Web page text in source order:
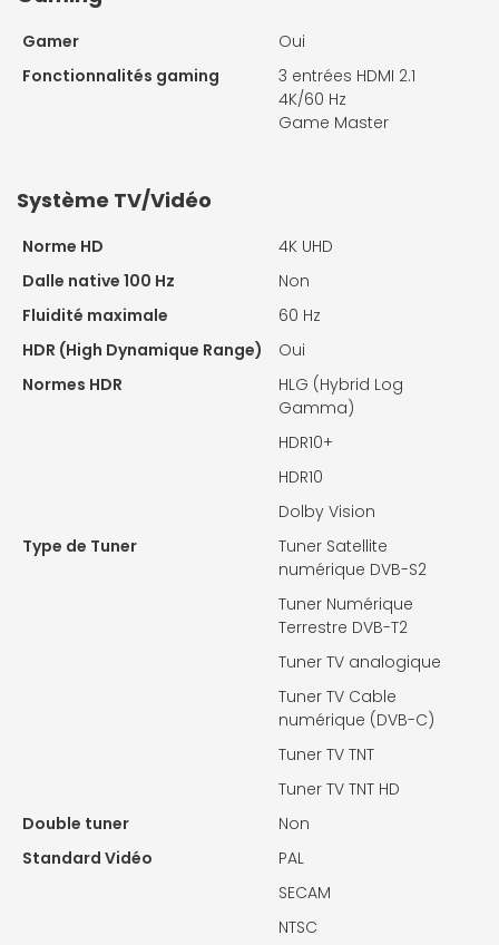
Gamer
Oui
Fonctionnalités gaming
3 entrées HDMI 2.1
4K/60 Hz
Game Master
Système TV/Vidéo
Norme HD
4K UHD
Dalle native 100 Hz
Non
Fluidité maximale
60 Hz
HDR (High Dynamique Range)
Oui
Normes HDR
HLG (Hybrid Log
Gamma)
HDR10+
HDR10
Dolby Vision
Type de Tuner
Tuner Satellite
numérique DVB-S2
Tuner Numérique
Terrestre DVB-T2
Tuner TV analogique
Tuner TV Cable
numérique (DVB-C)
Tuner TV TNT
Tuner TV TNT HD
Double tuner
Non
Standard Vidéo
PAL
SECAM
NTSC